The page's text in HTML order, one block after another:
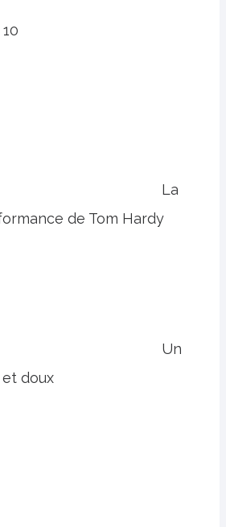
La
de Tom Hardy
Un
doux